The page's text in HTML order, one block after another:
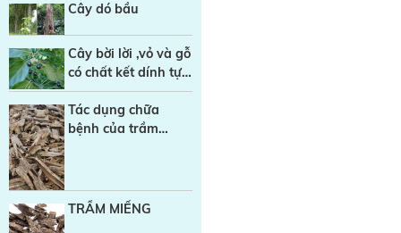
Cây dó bầu
Cây bời lời ,vỏ và gỗ
có chất kết dính tự
nhiên trong sản
xuất Nhang sạch
Tác dụng chữa
bệnh của trầm
TRẦM MIẾNG